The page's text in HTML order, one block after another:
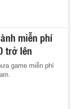
miễn phí
trở lên
game miễn phí